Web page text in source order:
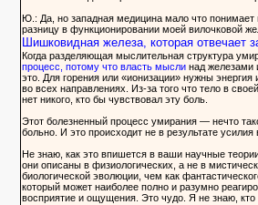
Ю.: Да, но западная медицина мало что
разницу в функционировании моей вилочковой
Шишковидная железа, которая отвечает
Когда разделяющая мыслительная структура
процесс, потому что власть мыслинад железами
это. Для горения или «ионизации» нужны
во всех направлениях. Из-за того что тело в
нет никого, кто бы чувствовал эту боль.
Этот болезненный процесс умирания — нечто
больно. И это происходит не в результате
Не знаю, как это впишется в ваши научные
они описаны в физиологических, а не в
биологической эволюции, чем как
который может наиболее полно и разумно
восприятие и ощущения. Это чудо. Я не знаю, кто